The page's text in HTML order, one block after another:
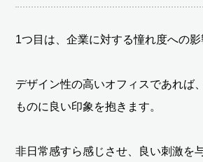
1つ目は、企業に対する憧れ度への影
デザイン性の高いオフィスであれば
ものに良い印象を抱きます。
非日常感すら感じさせ、良い刺激を